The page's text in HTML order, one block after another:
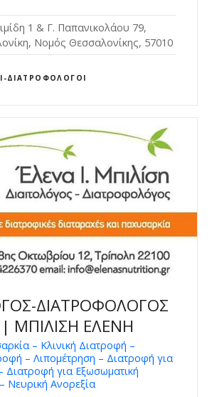
1 & Γ. Παπανικολάου 79,
Νομός Θεσσαλονίκης, 57010
ΔΙΑΤΡΟΦΟΛΌΓΟΙ
ΔΙΑΤΡΟΦΟΛΟΓΟΣ
ΜΠΙΛΙΣΗ ΕΛΕΝΗ
– Κλινική Διατροφή –
– Λιπομέτρηση – Διατροφή για
Διατροφή για Εξωσωματική
Νευρική Ανορεξία